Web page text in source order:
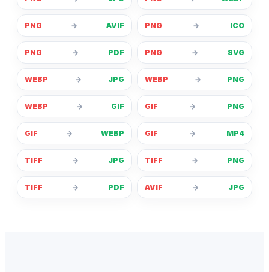
PNG → AVIF PNG → ICO
PNG → PDF PNG → SVG
WEBP → JPG WEBP → PNG
WEBP → GIF GIF → PNG
GIF → WEBP GIF → MP4
TIFF → JPG TIFF → PNG
TIFF → PDF AVIF → JPG